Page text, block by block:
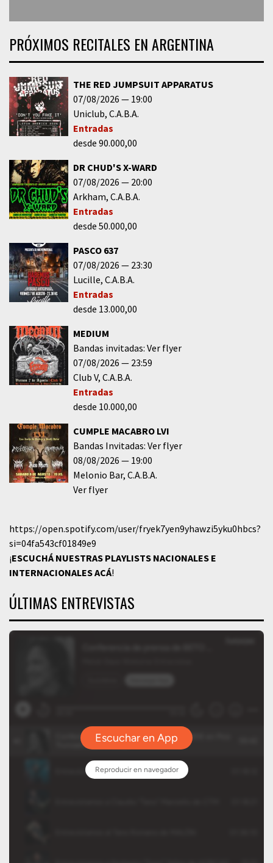
PRÓXIMOS RECITALES EN ARGENTINA
THE RED JUMPSUIT APPARATUS
07/08/2026
19:00
Uniclub C.A.B.A.
Entradas
desde 90.000,00
DR CHUD'S X-WARD
07/08/2026
20:00
Arkham C.A.B.A.
Entradas
desde 50.000,00
PASCO 637
07/08/2026
23:30
Lucille C.A.B.A.
Entradas
desde 13.000,00
MEDIUM
Bandas invitadas: Ver flyer
07/08/2026
23:59
Club V C.A.B.A.
Entradas
desde 10.000,00
CUMPLE MACABRO LVI
Bandas Invitadas: Ver flyer
08/08/2026
19:00
Melonio Bar C.A.B.A.
Ver flyer
https://open.spotify.com/user/fryek7yen9yhawzi5yku0hbcs?
si=04fa543cf01849e9
¡ESCUCHÁ NUESTRAS PLAYLISTS NACIONALES E
INTERNACIONALESACÁ!
ÚLTIMAS ENTREVISTAS